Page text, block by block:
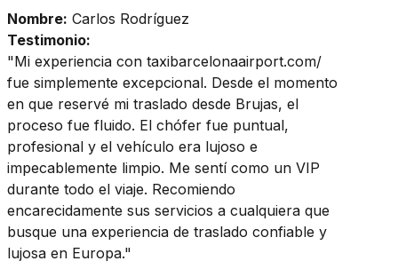
Nombre: Carlos Rodríguez
Testimonio:
"Mi experiencia con taxibarcelonaairport.com/
fue simplemente excepcional. Desde el momento
en que reservé mi traslado desde Brujas, el
proceso fue fluido. El chófer fue puntual,
profesional y el vehículo era lujoso e
impecablemente limpio. Me sentí como un VIP
durante todo el viaje. Recomiendo
encarecidamente sus servicios a cualquiera que
busque una experiencia de traslado confiable y
lujosa en Europa."